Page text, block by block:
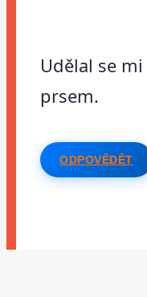
Udělal se
prsem.
ODPOVĚDĚT